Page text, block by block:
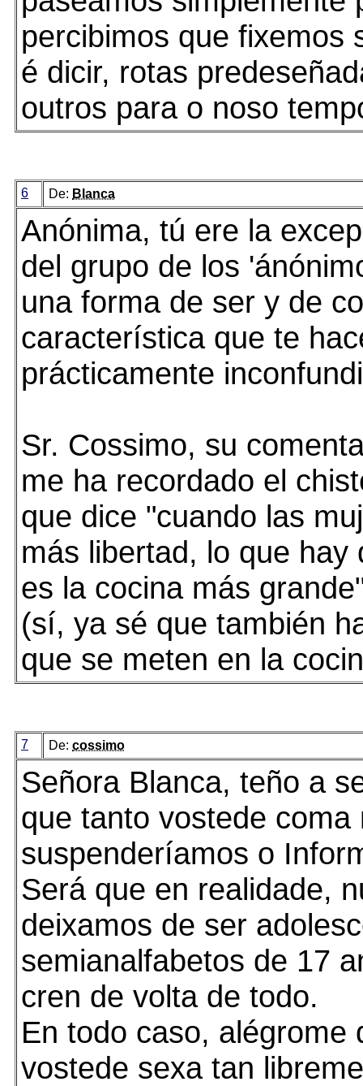
percibimos que fixemos
é dicir, rotas
outros para o noso
6 De: Blanca
Anónima, tú ere la
del grupo de los
una forma de ser y de
característica que te
prácticamente
Sr. Cossimo, su
me ha recordado el
que dice "cuando las
más libertad, lo que hay
es la cocina más
(sí, ya sé que también
que se meten en la
7 De: cossimo
Señora Blanca, teño a
que tanto vostede coma
suspenderíamos o
Será que en realidade,
deixamos de ser
semianalfabetos de 17
cren de volta de todo.
En todo caso, alégrome
vostede sexa tan